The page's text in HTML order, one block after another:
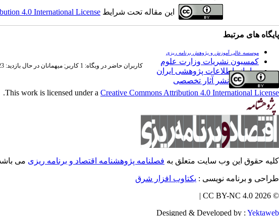
این مقاله تحت شرایط 4.0 International License
پایگاه های مرتبط
موسسه عالی آموزش و پژوهش برنامه ریزی
کمسیون نشریات وزارت علوم
سامانه اطلاعات پژوهشی ایران
فراخوان نشر آثار تخصصی
کاربران حاضر در وبگاه: 1 کاربر; میهمانان در حال بازدید: 223 کاربر;
This work is licensed under a Creative Commons Attribution 4.0 International License
.
کلیه حقوق این وب سایت متعلق به فصلنامه پژوهشنامه اقتصاد و برنامه ریزی می
طراحی و برنامه نویسی : یکتاوب افزار شرق
© 2026 CC BY-NC 4.0 |
Designed & Developed by : Yektaweb